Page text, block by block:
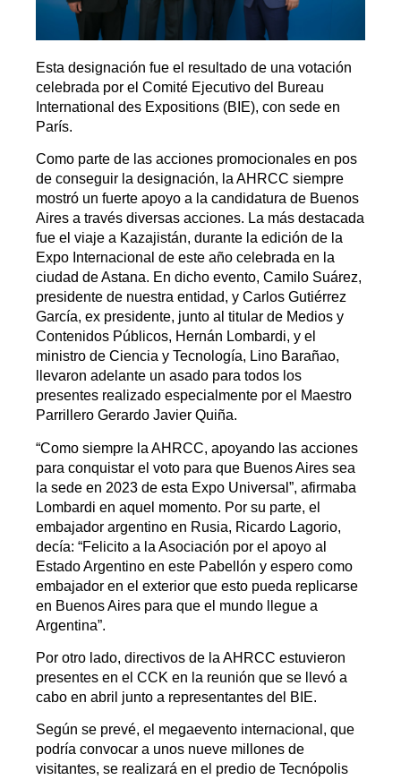
Esta designación fue el resultado de una votación
celebrada por el Comité Ejecutivo del Bureau
International des Expositions (BIE), con sede en
París.
Como parte de las acciones promocionales en pos
de conseguir la designación, la AHRCC siempre
mostró un fuerte apoyo a la candidatura de Buenos
Aires a través diversas acciones. La más destacada
fue el viaje a Kazajistán, durante la edición de la
Expo Internacional de este año celebrada en la
ciudad de Astana. En dicho evento, Camilo Suárez,
presidente de nuestra entidad, y Carlos Gutiérrez
García, ex presidente, junto al titular de Medios y
Contenidos Públicos, Hernán Lombardi, y el
ministro de Ciencia y Tecnología, Lino Barañao,
llevaron adelante un asado para todos los
presentes realizado especialmente por el Maestro
Parrillero Gerardo Javier Quiña.
“Como siempre la AHRCC, apoyando las acciones
para conquistar el voto para que Buenos Aires sea
la sede en 2023 de esta Expo Universal”, afirmaba
Lombardi en aquel momento. Por su parte, el
embajador argentino en Rusia, Ricardo Lagorio,
decía: “Felicito a la Asociación por el apoyo al
Estado Argentino en este Pabellón y espero como
embajador en el exterior que esto pueda replicarse
en Buenos Aires para que el mundo llegue a
Argentina”.
Por otro lado, directivos de la AHRCC estuvieron
presentes en el CCK en la reunión que se llevó a
cabo en abril junto a representantes del BIE.
Según se prevé, el megaevento internacional, que
podría convocar a unos nueve millones de
visitantes, se realizará en el predio de Tecnópolis